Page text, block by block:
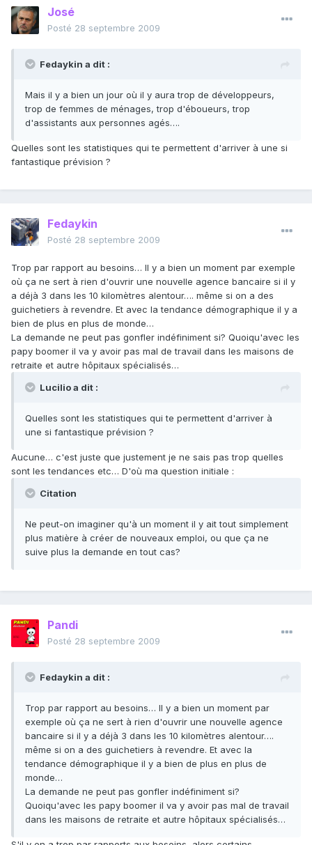
José
Posté 28 septembre 2009
Fedaykin a dit :
Mais il y a bien un jour où il y aura trop de développeurs,
trop de femmes de ménages, trop d'éboueurs, trop
d'assistants aux personnes agés….
Quelles sont les statistiques qui te permettent d'arriver à une si
fantastique prévision ?
Fedaykin
Posté 28 septembre 2009
Trop par rapport au besoins… Il y a bien un moment par exemple
où ça ne sert à rien d'ouvrir une nouvelle agence bancaire si il y
a déjà 3 dans les 10 kilomètres alentour…. même si on a des
guichetiers à revendre. Et avec la tendance démographique il y a
bien de plus en plus de monde…
La demande ne peut pas gonfler indéfiniment si? Quoiqu'avec les
papy boomer il va y avoir pas mal de travail dans les maisons de
retraite et autre hôpitaux spécialisés…
Lucilio a dit :
Quelles sont les statistiques qui te permettent d'arriver à
une si fantastique prévision ?
Aucune… c'est juste que justement je ne sais pas trop quelles
sont les tendances etc… D'où ma question initiale :
Citation
Ne peut-on imaginer qu'à un moment il y ait tout simplement
plus matière à créer de nouveaux emploi, ou que ça ne
suive plus la demande en tout cas?
Pandi
Posté 28 septembre 2009
Fedaykin a dit :
Trop par rapport au besoins… Il y a bien un moment par
exemple où ça ne sert à rien d'ouvrir une nouvelle agence
bancaire si il y a déjà 3 dans les 10 kilomètres alentour….
même si on a des guichetiers à revendre. Et avec la
tendance démographique il y a bien de plus en plus de
monde…
La demande ne peut pas gonfler indéfiniment si?
Quoiqu'avec les papy boomer il va y avoir pas mal de travail
dans les maisons de retraite et autre hôpitaux spécialisés…